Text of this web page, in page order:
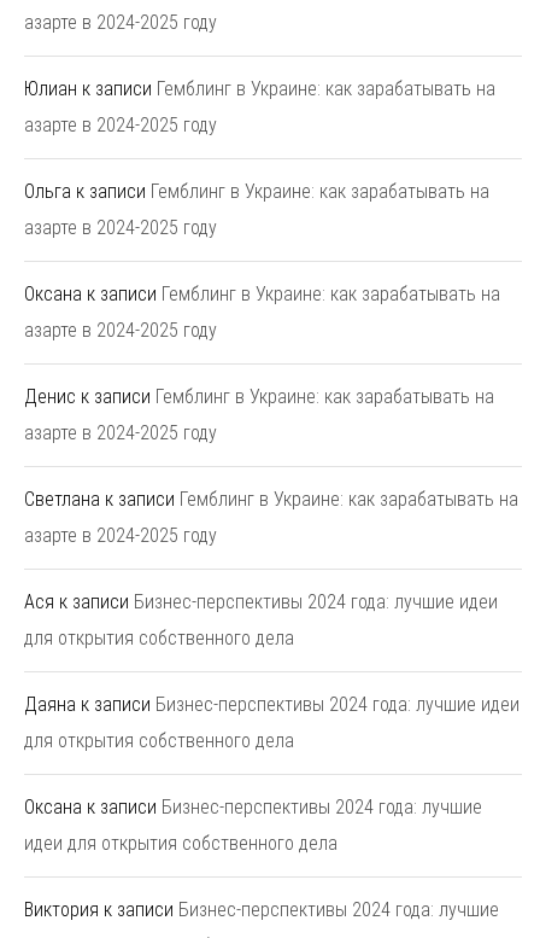
азарте в 2024-2025 году
Юлиан к записи Гемблинг в Украине: как зарабатывать на
азарте в 2024-2025 году
Ольга к записи Гемблинг в Украине: как зарабатывать на
азарте в 2024-2025 году
Оксана к записи Гемблинг в Украине: как зарабатывать на
азарте в 2024-2025 году
Денис к записи Гемблинг в Украине: как зарабатывать на
азарте в 2024-2025 году
Светлана к записи Гемблинг в Украине: как зарабатывать на
азарте в 2024-2025 году
Ася к записи Бизнес-перспективы 2024 года: лучшие идеи
для открытия собственного дела
Даяна к записи Бизнес-перспективы 2024 года: лучшие идеи
для открытия собственного дела
Оксана к записи Бизнес-перспективы 2024 года: лучшие
идеи для открытия собственного дела
Виктория к записи Бизнес-перспективы 2024 года: лучшие